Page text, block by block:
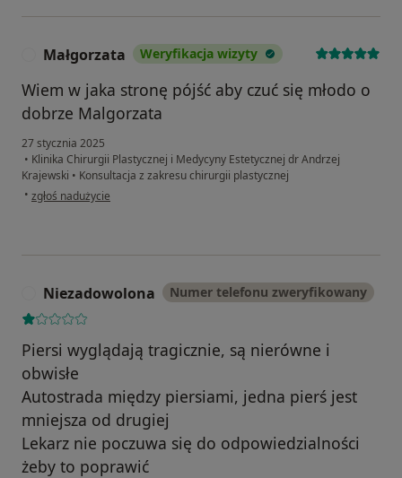
Małgorzata Weryfikacja wizyty
Wiem w jaka stronę pójść aby czuć się młodo o
dobrze Malgorzata
27 stycznia 2025
• Klinika Chirurgii Plastycznej i Medycyny Estetycznej dr Andrzej
Krajewski • Konsultacja z zakresu chirurgii plastycznej
• w opinii użytkownika Małgorzata
zgłoś nadużycie
Niezadowolona Numer telefonu zweryfikowany
Piersi wyglądają tragicznie, są nierówne i
obwisłe
Autostrada między piersiami, jedna pierś jest
mniejsza od drugiej
Lekarz nie poczuwa się do odpowiedzialności
żeby to poprawić